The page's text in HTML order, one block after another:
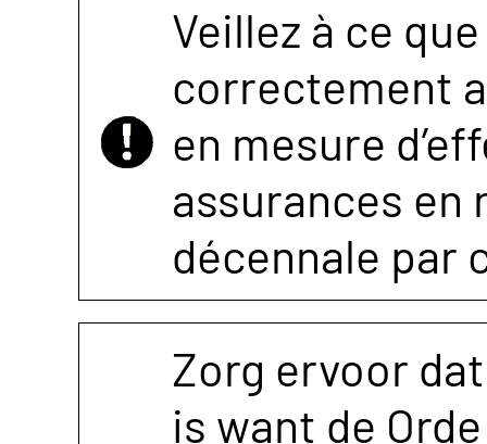
Veillez à ce
correctement
en mesure
assurances
décennale par
Zorg ervoor
is want de